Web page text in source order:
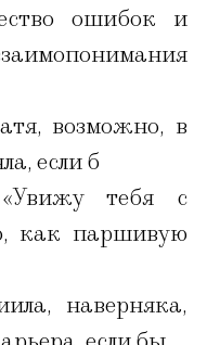
ошибок и
возможно, в
если б
тебя с
как паршивую
наверняка,